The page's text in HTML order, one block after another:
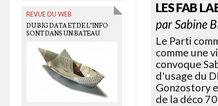
LES FAB
parSabine
Le Parti
comme une
convoque
d'usage du
Gonzostory
de la déco
REVUE DU WEB
DU BIG DATA ET DE L’INFO
SONT DANS UN BATEAU
OLD LINKS
PAS D’INTERNET “CIVILISÉ”
POUR LES BARBARES DE